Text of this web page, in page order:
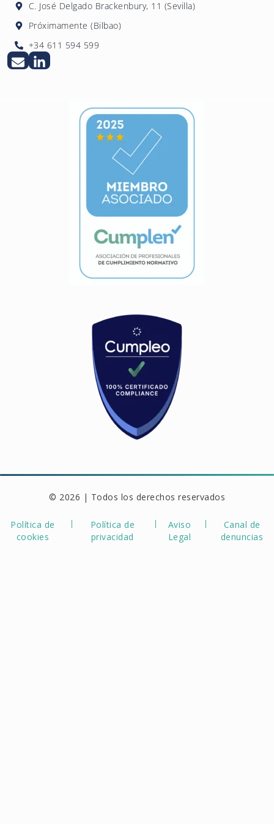
C. José Delgado Brackenbury, 11 (Sevilla)
Próximamente (Bilbao)
+34 611 594 599
© 2026 | Todos los derechos reservados
Política de
cookies
Política de
privacidad
Aviso
Legal
Canal de
denuncias